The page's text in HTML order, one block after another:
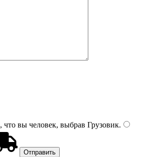
вы человек, выбрав Грузовик.